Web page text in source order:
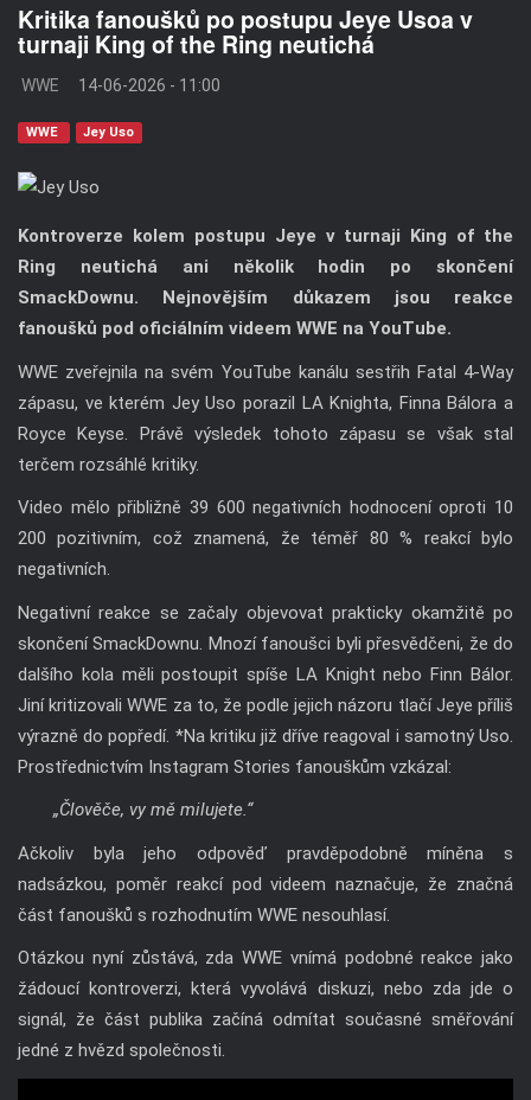
Kritika fanoušků po postupu Jeye Usoa v
turnaji King of the Ring neutichá
WWE 14-06-2026 - 11:00
WWE Jey Uso
Kontroverze kolem postupu Jeye v turnaji King of the
Ring neutichá ani několik hodin po skončení
SmackDownu. Nejnovějším důkazem jsou reakce
fanoušků pod oficiálním videem WWE na YouTube.
WWE zveřejnila na svém YouTube kanálu sestřih Fatal 4-Way
zápasu, ve kterém Jey Uso porazil LA Knighta, Finna Bálora a
Royce Keyse. Právě výsledek tohoto zápasu se však stal
terčem rozsáhlé kritiky.
Video mělo přibližně 39 600 negativních hodnocení oproti 10
200 pozitivním, což znamená, že téměř 80 % reakcí bylo
negativních.
Negativní reakce se začaly objevovat prakticky okamžitě po
skončení SmackDownu. Mnozí fanoušci byli přesvědčeni, že do
dalšího kola měli postoupit spíše LA Knight nebo Finn Bálor.
Jiní kritizovali WWE za to, že podle jejich názoru tlačí Jeye příliš
výrazně do popředí. *Na kritiku již dříve reagoval i samotný Uso.
Prostřednictvím Instagram Stories fanouškům vzkázal:
„Člověče, vy mě milujete.“
Ačkoliv byla jeho odpověď pravděpodobně míněna s
nadsázkou, poměr reakcí pod videem naznačuje, že značná
část fanoušků s rozhodnutím WWE nesouhlasí.
Otázkou nyní zůstává, zda WWE vnímá podobné reakce jako
žádoucí kontroverzi, která vyvolává diskuzi, nebo zda jde o
signál, že část publika začíná odmítat současné směřování
jedné z hvězd společnosti.